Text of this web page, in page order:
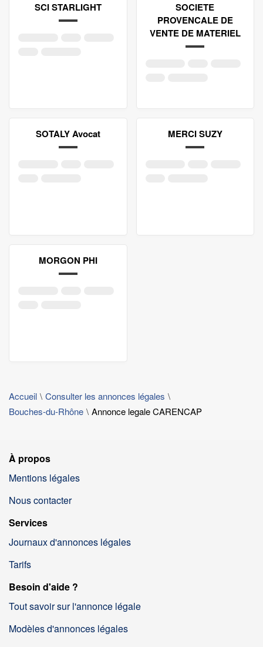
SCI STARLIGHT
SOCIETE
PROVENCALE DE
VENTE DE MATERIEL
SOTALY Avocat MERCI SUZY
MORGON PHI
Accueil
Consulter les annonces légales
Bouches-du-Rhône
Annonce legale CARENCAP
À propos
Mentions légales
Nous contacter
Services
Journaux d'annonces légales
Tarifs
Besoin d'aide ?
Tout savoir sur l'annonce légale
Modèles d'annonces légales